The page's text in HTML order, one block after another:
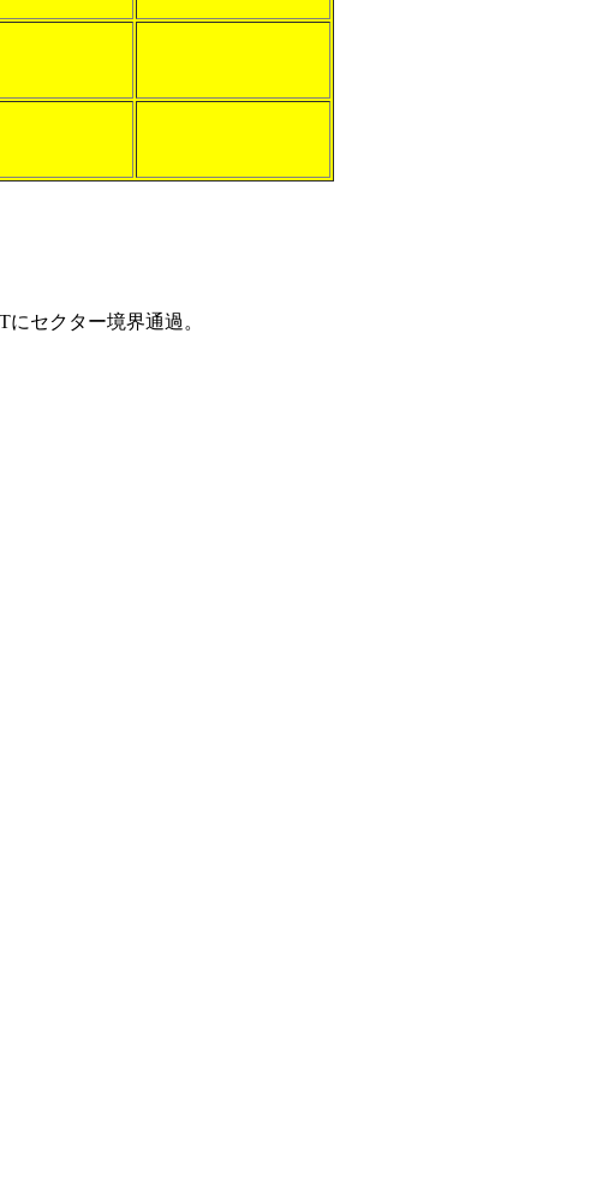
セクター境界通過。